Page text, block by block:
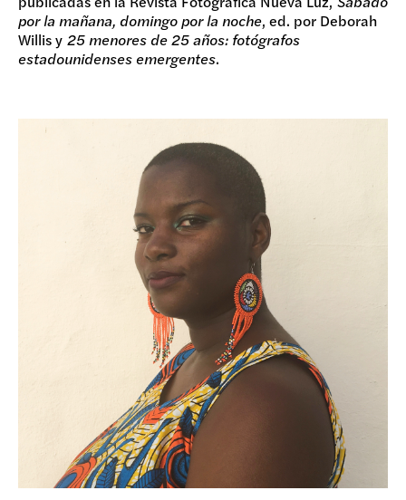
por la mañana, domingo por la noche, ed. por Deborah
Willis y 25 menores de 25 años: fotógrafos
estadounidenses emergentes.